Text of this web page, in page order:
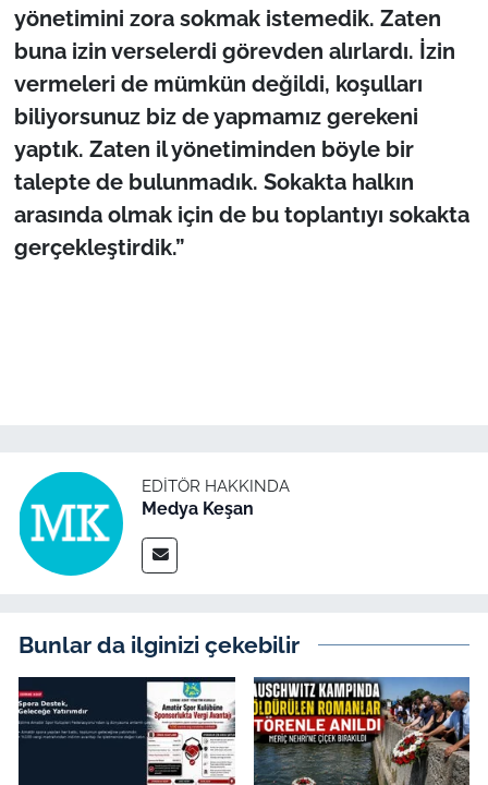
yönetimini zora sokmak istemedik. Zaten
buna izin verselerdi görevden alırlardı. İzin
vermeleri de mümkün değildi, koşulları
biliyorsunuz biz de yapmamız gerekeni
yaptık. Zaten il yönetiminden böyle bir
talepte de bulunmadık. Sokakta halkın
arasında olmak için de bu toplantıyı sokakta
gerçekleştirdik.”
EDITÖR HAKKINDA
Medya Keşan
Bunlar da ilginizi çekebilir